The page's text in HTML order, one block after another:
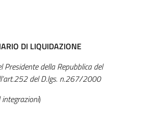
DI LIQUIDAZIONE
della Repubblica del
del D.lgs. n.267/2000
integrazioni)